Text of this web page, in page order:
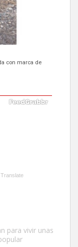
con marca de
de la zona los
Translate
para vivir unas